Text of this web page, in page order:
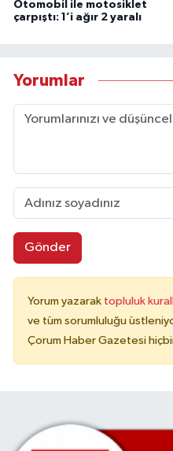
Otomobil ile motosiklet
çarpıştı: 1’i ağır 2 yaralı
Yorumlar
Gönder
Yorum yazarak topluluk
ve tüm sorumluluğu
Çorum Haber Gazetesi